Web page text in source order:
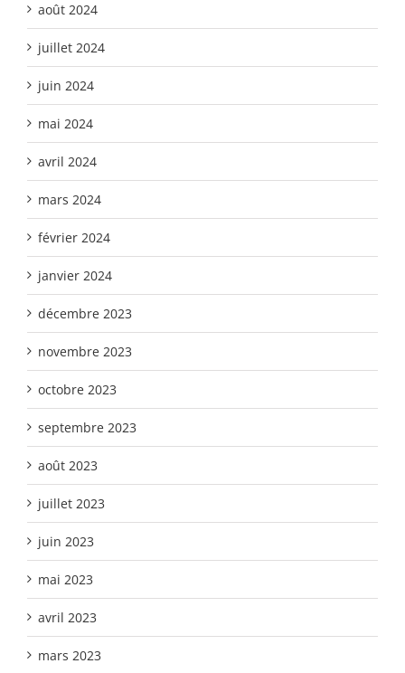
août 2024
juillet 2024
juin 2024
mai 2024
avril 2024
mars 2024
février 2024
janvier 2024
décembre 2023
novembre 2023
octobre 2023
septembre 2023
août 2023
juillet 2023
juin 2023
mai 2023
avril 2023
mars 2023